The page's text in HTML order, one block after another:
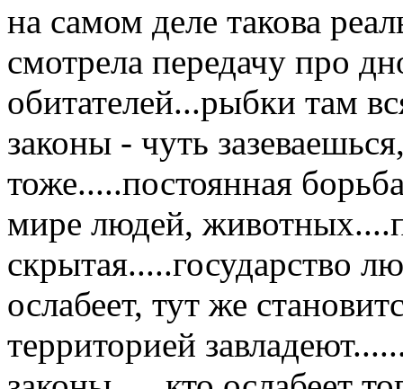
на самом деле такова
смотрела передачу про
обитателей...рыбки там
законы - чуть
тоже.....постоянная
мире людей,
скрытая.....государство
ослабеет, тут же
территорией